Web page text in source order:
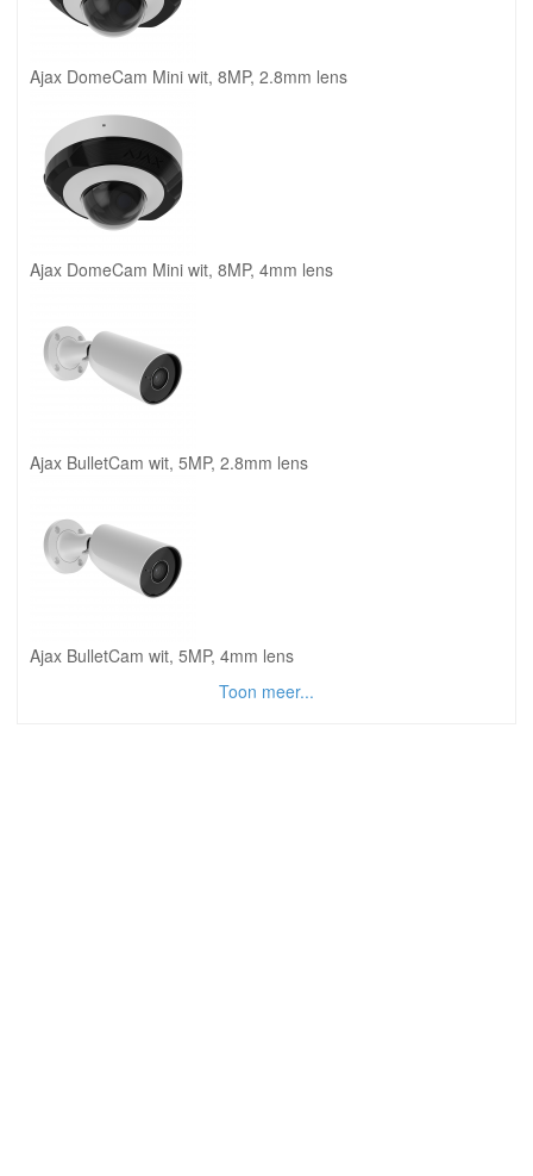
Ajax DomeCam Mini wit, 8MP, 2.8mm lens
Ajax DomeCam Mini wit, 8MP, 4mm lens
Ajax BulletCam wit, 5MP, 2.8mm lens
Ajax BulletCam wit, 5MP, 4mm lens
Toon meer...